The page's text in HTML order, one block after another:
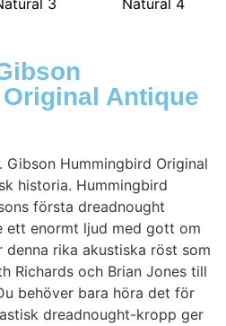
Antique
Hummingbird Original
historia. Hummingbird
första dreadnought
ett enormt ljud med gott om
rika akustiska röst som
Richards och Brian Jones till
behöver bara höra det för
dreadnought-kropp ger